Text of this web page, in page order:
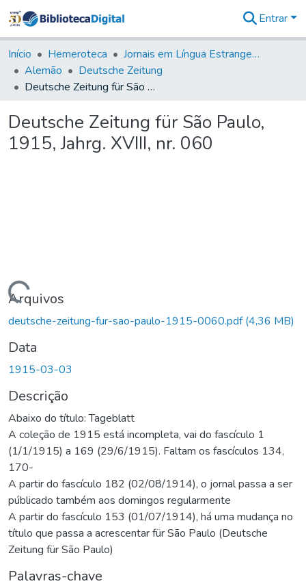
&
Coleções
Tudo na
Biblioteca
Estatísticas
Entrar
Início Hemeroteca
Jornais em Língua Estrangeira
Alemão
Deutsche Zeitung
Deutsche Zeitung für São Paulo, 1915, Jahrg. XVIII, nr. 060
Deutsche Zeitung für São Paulo,
1915, Jahrg. XVIII, nr. 060
Carregando...
Arquivos
deutsche-zeitung-fur-sao-paulo-1915-0060.pdf(4,36 MB)
Data
1915-03-03
Descrição
Abaixo do título: Tageblatt
A coleção de 1915 está incompleta, vai do fascículo 1
(1/1/1915) a 169 (29/6/1915). Faltam os fascículos 134,
170-
A partir do fascículo 182 (02/08/1914), o jornal passa a ser
públicado também aos domingos regularmente
A partir do fascículo 153 (01/07/1914), há uma mudança no
título que passa a acrescentar für São Paulo (Deutsche
Zeitung für São Paulo)
Palavras-chave